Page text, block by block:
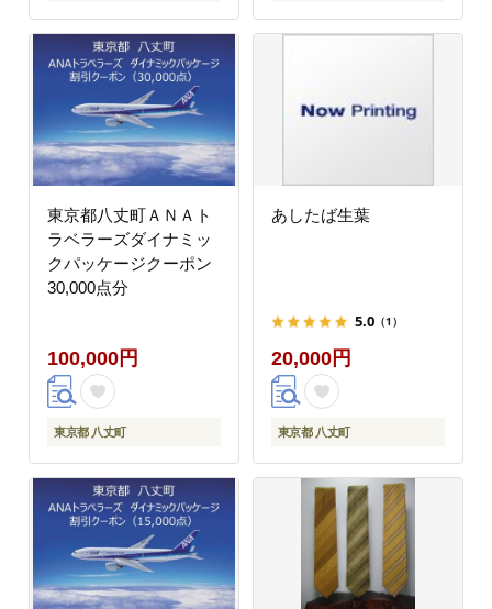
東京都八丈町ＡＮＡト
ラベラーズダイナミッ
クパッケージクーポン
30,000点分
100,000円
東京都 八丈町
あしたば生葉
5.0 （1）
20,000円
東京都 八丈町